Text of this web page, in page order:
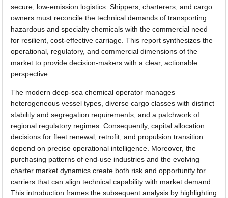
secure, low-emission logistics. Shippers, charterers, and cargo
owners must reconcile the technical demands of transporting
hazardous and specialty chemicals with the commercial need
for resilient, cost-effective carriage. This report synthesizes the
operational, regulatory, and commercial dimensions of the
market to provide decision-makers with a clear, actionable
perspective.
The modern deep-sea chemical operator manages
heterogeneous vessel types, diverse cargo classes with distinct
stability and segregation requirements, and a patchwork of
regional regulatory regimes. Consequently, capital allocation
decisions for fleet renewal, retrofit, and propulsion transition
depend on precise operational intelligence. Moreover, the
purchasing patterns of end-use industries and the evolving
charter market dynamics create both risk and opportunity for
carriers that can align technical capability with market demand.
This introduction frames the subsequent analysis by highlighting